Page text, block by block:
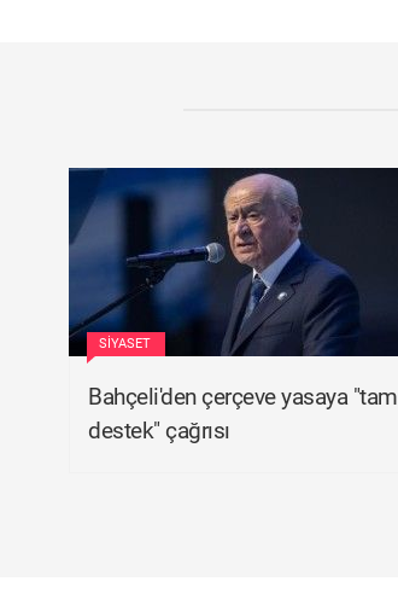
SIYASET
Bahçeli'den çerçeve yasaya "tam
destek" çağrısı